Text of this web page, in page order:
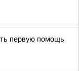
первую помощь